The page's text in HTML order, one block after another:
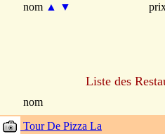
nom ▲ ▼
Liste des
nom
Tour De Pizza La